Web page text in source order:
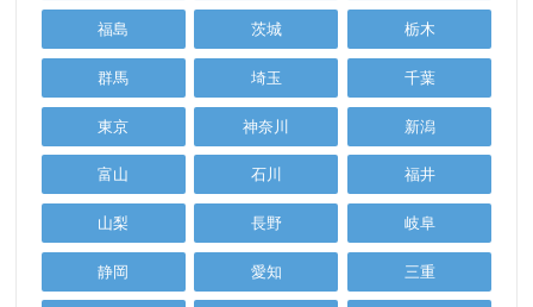
福島 茨城 栃木
群馬 埼玉 千葉
東京 神奈川 新潟
富山 石川 福井
山梨 長野 岐阜
静岡 愛知 三重